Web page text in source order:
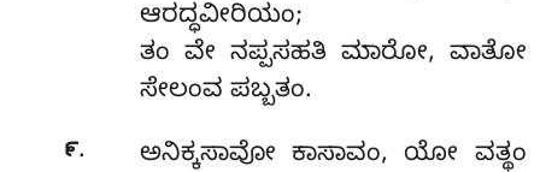
ಆರದ್ಧವೀರಿಯಂ;
ತಂ ವೇ ನಪ್ಪಸಹತಿ ಮಾರೋ, ವಾತೋ
ಸೇಲಂವ ಪಬ್ಬತಂ.
೯.
ಅನಿಕ್ಕಸಾವೋ ಕಾಸಾವಂ, ಯೋ ವತ್ಥಂ